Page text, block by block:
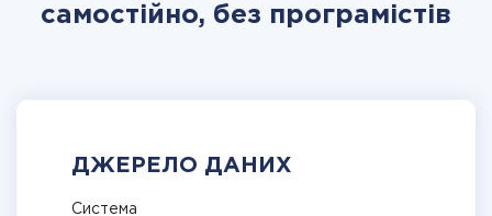
самостійно, без програмістів
ДЖЕРЕЛО ДАНИХ
Система